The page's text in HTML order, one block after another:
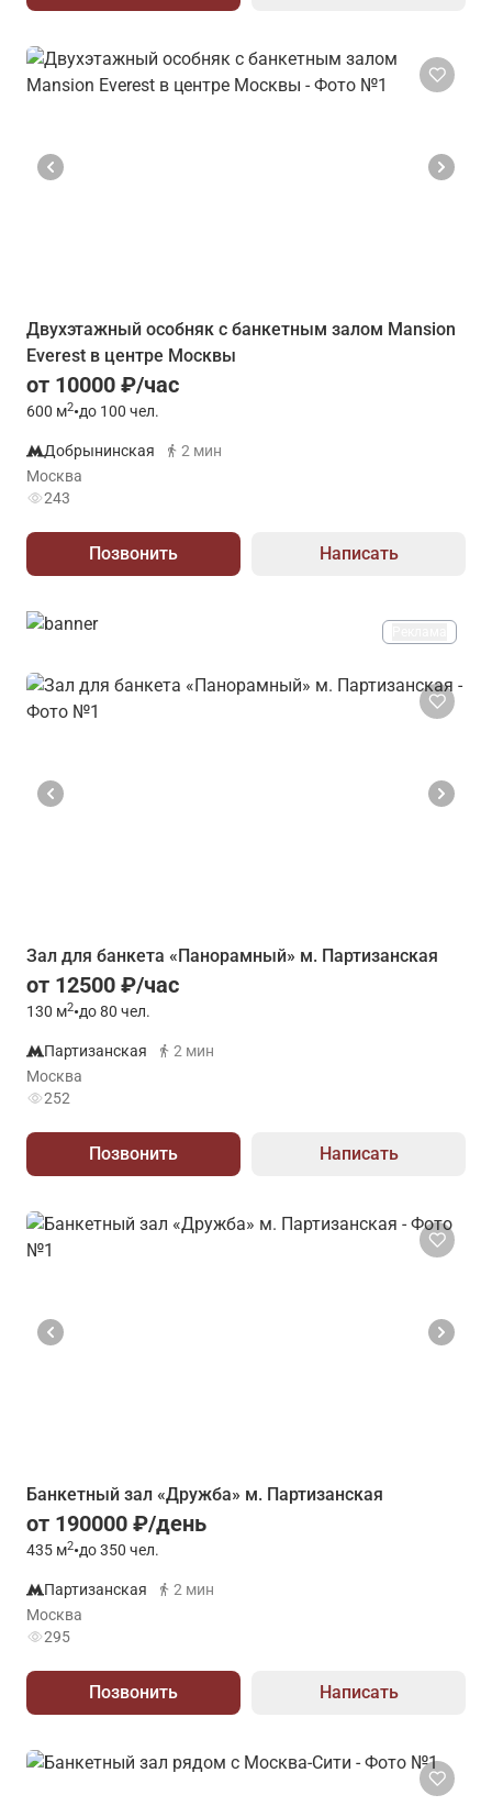
Двухэтажный особняк с банкетным залом Mansion
Everest в центре Москвы
от 10000 ₽/час
600 м2•до 100 чел.
Добрынинская
2 мин
Москва
243
Позвонить Написать
Зал для банкета «Панорамный» м. Партизанская
от 12500 ₽/час
130 м2•до 80 чел.
Партизанская
2 мин
Москва
252
Позвонить Написать
Банкетный зал «Дружба» м. Партизанская
от 190000 ₽/день
435 м2•до 350 чел.
Партизанская
2 мин
Москва
295
Позвонить Написать